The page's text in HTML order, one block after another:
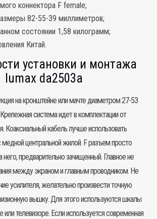
коннектора F female;
82-55-39 миллиметров;
состоянии 1,58 килограмм;
Китай.
установки и монтажа
lumax da2503a
на кронштейне или мачте диаметром 27-53
система идет в комплектации от
Коаксиальный кабель лучше использовать
медной центральной жилой. F разъем просто
него, предварительно зачищенный. Главное не
между экраном и главным проводником. Не
усилителя, желательно произвести точную
вышку. Для этого используются шкалы
или телевизоре. Если используется современная